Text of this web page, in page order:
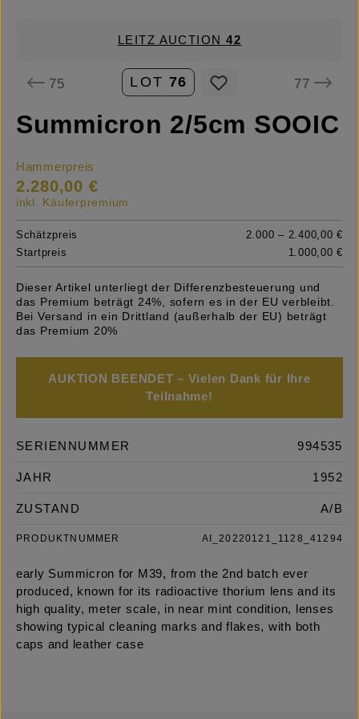
LEITZ AUCTION42
75 LOT 76 77
Summicron 2/5cm SOOIC
Hammerpreis
2.280,00 €
inkl. Käuferpremium
Schätzpreis
2.000 – 2.400,00 €
Startpreis
1.000,00 €
Dieser Artikel unterliegt der Differenzbesteuerung und
das Premium beträgt 24%, sofern es in der EU verbleibt.
Bei Versand in ein Drittland (außerhalb der EU) beträgt
das Premium 20%
AUKTION BEENDET – Vielen Dank für Ihre
Teilnahme!
SERIENNUMMER 994535
JAHR 1952
ZUSTAND A/B
PRODUKTNUMMER AI_20220121_1128_41294
early Summicron for M39, from the 2nd batch ever
produced, known for its radioactive thorium lens and its
high quality, meter scale, in near mint condition, lenses
showing typical cleaning marks and flakes, with both
caps and leather case